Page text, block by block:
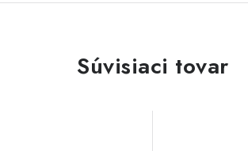
Súvisiaci tovar